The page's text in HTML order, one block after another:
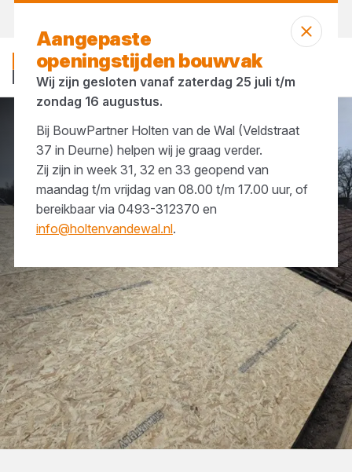
Merken Roval
Aangepaste
openingstijden bouwvak
Wij zijn gesloten vanaf zaterdag 25 juli t/m
zondag 16 augustus.
Bij BouwPartner Holten van de Wal (Veldstraat
37 in Deurne) helpen wij je graag verder.
Zij zijn in week 31, 32 en 33 geopend van
maandag t/m vrijdag van 08.00 t/m 17.00 uur, of
bereikbaar via 0493-312370 en
info@holtenvandewal.nl.